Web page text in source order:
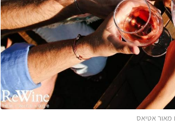
מאור אטיאס